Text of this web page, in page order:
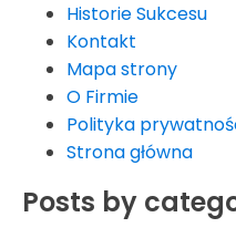
Historie Sukcesu
Kontakt
Mapa strony
O Firmie
Polityka
Strona główna
Posts by